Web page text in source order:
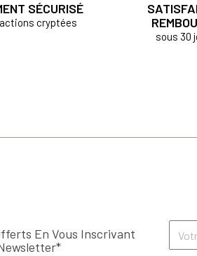
SÉCURISÉ
cryptées
sous 30
En Vous Inscrivant